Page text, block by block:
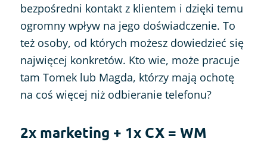
bezpośredni kontakt z klientem i dzięki temu
ogromny wpływ na jego doświadczenie. To
też osoby, od których możesz dowiedzieć się
najwięcej konkretów. Kto wie, może pracuje
tam Tomek lub Magda, którzy mają ochotę
na coś więcej niż odbieranie telefonu?
2x marketing + 1x CX = WM